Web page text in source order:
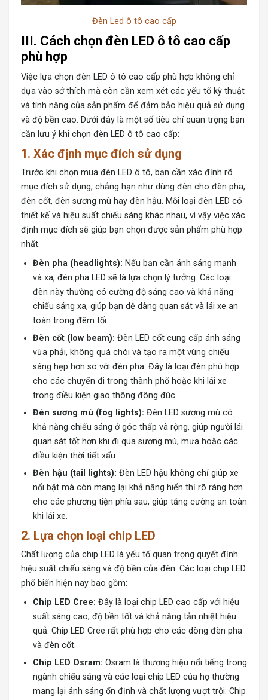
Đèn Led ô tô cao cấp
III. Cách chọn đèn LED ô tô cao cấp
phù hợp
Việc lựa chọn đèn LED ô tô cao cấp phù hợp không chỉ
dựa vào sở thích mà còn cần xem xét các yếu tố kỹ thuật
và tính năng của sản phẩm để đảm bảo hiệu quả sử dụng
và độ bền cao. Dưới đây là một số tiêu chí quan trọng bạn
cần lưu ý khi chọn đèn LED ô tô cao cấp:
1. Xác định mục đích sử dụng
Trước khi chọn mua đèn LED ô tô, bạn cần xác định rõ
mục đích sử dụng, chẳng hạn như dùng đèn cho đèn pha,
đèn cốt, đèn sương mù hay đèn hậu. Mỗi loại đèn LED có
thiết kế và hiệu suất chiếu sáng khác nhau, vì vậy việc xác
định mục đích sẽ giúp bạn chọn được sản phẩm phù hợp
nhất.
Đèn pha (headlights): Nếu bạn cần ánh sáng mạnh
và xa, đèn pha LED sẽ là lựa chọn lý tưởng. Các loại
đèn này thường có cường độ sáng cao và khả năng
chiếu sáng xa, giúp bạn dễ dàng quan sát và lái xe an
toàn trong đêm tối.
Đèn cốt (low beam): Đèn LED cốt cung cấp ánh sáng
vừa phải, không quá chói và tạo ra một vùng chiếu
sáng hẹp hơn so với đèn pha. Đây là loại đèn phù hợp
cho các chuyến đi trong thành phố hoặc khi lái xe
trong điều kiện giao thông đông đúc.
Đèn sương mù (fog lights): Đèn LED sương mù có
khả năng chiếu sáng ở góc thấp và rộng, giúp người lái
quan sát tốt hơn khi đi qua sương mù, mưa hoặc các
điều kiện thời tiết xấu.
Đèn hậu (tail lights): Đèn LED hậu không chỉ giúp xe
nổi bật mà còn mang lại khả năng hiển thị rõ ràng hơn
cho các phương tiện phía sau, giúp tăng cường an toàn
khi lái xe.
2. Lựa chọn loại chip LED
Chất lượng của chip LED là yếu tố quan trọng quyết định
hiệu suất chiếu sáng và độ bền của đèn. Các loại chip LED
phổ biến hiện nay bao gồm:
Chip LED Cree: Đây là loại chip LED cao cấp với hiệu
suất sáng cao, độ bền tốt và khả năng tản nhiệt hiệu
quả. Chip LED Cree rất phù hợp cho các dòng đèn pha
và đèn cốt.
Chip LED Osram: Osram là thương hiệu nổi tiếng trong
ngành chiếu sáng và các loại chip LED của họ thường
mang lại ánh sáng ổn định và chất lượng vượt trội. Chip